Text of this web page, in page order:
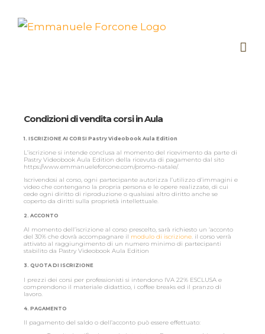
Condizioni di vendita corsi in Aula
1. ISCRIZIONE AI CORSI Pastry Videobook Aula Edition
L’iscrizione si intende conclusa al momento del ricevimento da parte di
Pastry Videobook Aula Edition della ricevuta di pagamento dal sito
https://www.emmanueleforcone.com/promo-natale/.
Iscrivendosi al corso, ogni partecipante autorizza l’utilizzo d’immagini e
video che contengano la propria persona e le opere realizzate, di cui
cede ogni diritto di riproduzione o qualsiasi altro diritto anche se
coperto da diritti sulla proprietà intellettuale.
2. ACCONTO
Al momento dell’iscrizione al corso prescelto, sarà richiesto un ‘acconto
del 30% che dovrà accompagnare il modulo di iscrizione. il corso verrà
attivato al raggiungimento di un numero minimo di partecipanti
stabilito da Pastry Videobook Aula Edition
3. QUOTA DI ISCRIZIONE
I prezzi dei corsi per professionisti si intendono IVA 22% ESCLUSA e
comprendono il materiale didattico, i coffee breaks ed il pranzo di
lavoro.
4. PAGAMENTO
Il pagamento del saldo o dell’acconto può essere effettuato: